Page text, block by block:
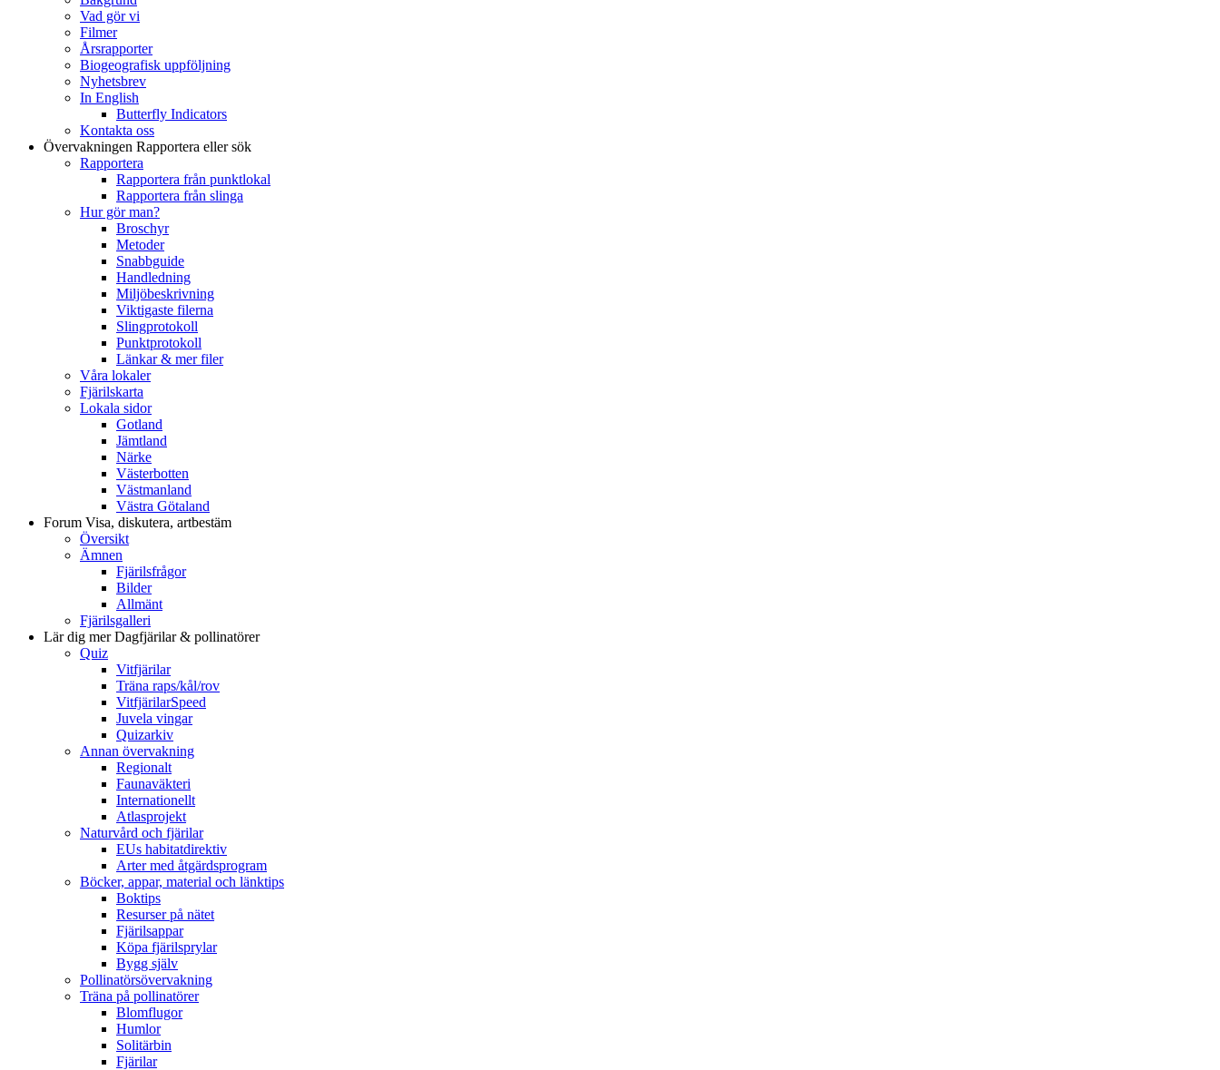
Vad gör vi
Filmer
Årsrapporter
Biogeografisk uppföljning
Nyhetsbrev
In English
Butterfly Indicators
Kontakta oss
Övervakningen Rapportera eller sök
Rapportera
Rapportera från punktlokal
Rapportera från slinga
Hur gör man?
Broschyr
Metoder
Snabbguide
Handledning
Miljöbeskrivning
Viktigaste filerna
Slingprotokoll
Punktprotokoll
Länkar & mer filer
Våra lokaler
Fjärilskarta
Lokala sidor
Gotland
Jämtland
Närke
Västerbotten
Västmanland
Västra Götaland
Forum Visa, diskutera, artbestäm
Översikt
Ämnen
Fjärilsfrågor
Bilder
Allmänt
Fjärilsgalleri
Lär dig merDagfjärilar & pollinatörer
Quiz
Vitfjärilar
Träna raps/kål/rov
VitfjärilarSpeed
Juvela vingar
Quizarkiv
Annan övervakning
Regionalt
Faunaväkteri
Internationellt
Atlasprojekt
Naturvård och fjärilar
EUs habitatdirektiv
Arter med åtgärdsprogram
Böcker, appar, material och länktips
Boktips
Resurser på nätet
Fjärilsappar
Köpa fjärilsprylar
Bygg själv
Pollinatörsövervakning
Träna på pollinatörer
Blomflugor
Humlor
Solitärbin
Fjärilar